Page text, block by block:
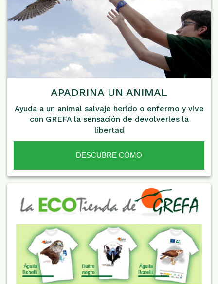
APADRINA UN ANIMAL
Ayuda a un animal salvaje herido o enfermo y vive
con GREFA la sensación de devolverles la
libertad
DESCUBRE CÓMO